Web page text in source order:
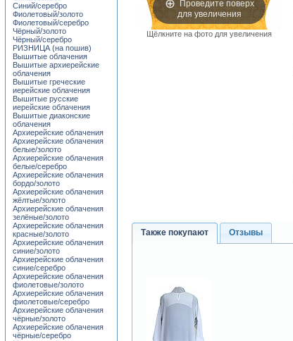
для увеличения
Щёлкните на фото для увеличения
Также покупают Отзывы
Синий/серебро
Фиолетовый/золото
Фиолетовый/серебро
Чёрный/золото
Чёрный/серебро
РИЗНИЦА (на пошив)
Вышитые облачения
Вышитые архиерейские
облачения
Вышитые греческие
иерейские облачения
Вышитые русские
иерейские облачения
Вышитые диаконские
облачения
Архиерейские облачения
Архиерейские облачения
белые/золото
Архиерейские облачения
белые/серебро
Архиерейские облачения
бордо/золото
Архиерейские облачения
жёлтые/золото
Архиерейские облачения
зелёные/золото
Архиерейские облачения
красные/золото
Архиерейские облачения
синие/золото
Архиерейские облачения
синие/серебро
Архиерейские облачения
фиолетовые/золото
Архиерейские облачения
фиолетовые/серебро
Архиерейские облачения
чёрные/золото
Архиерейские облачения
чёрные/серебро